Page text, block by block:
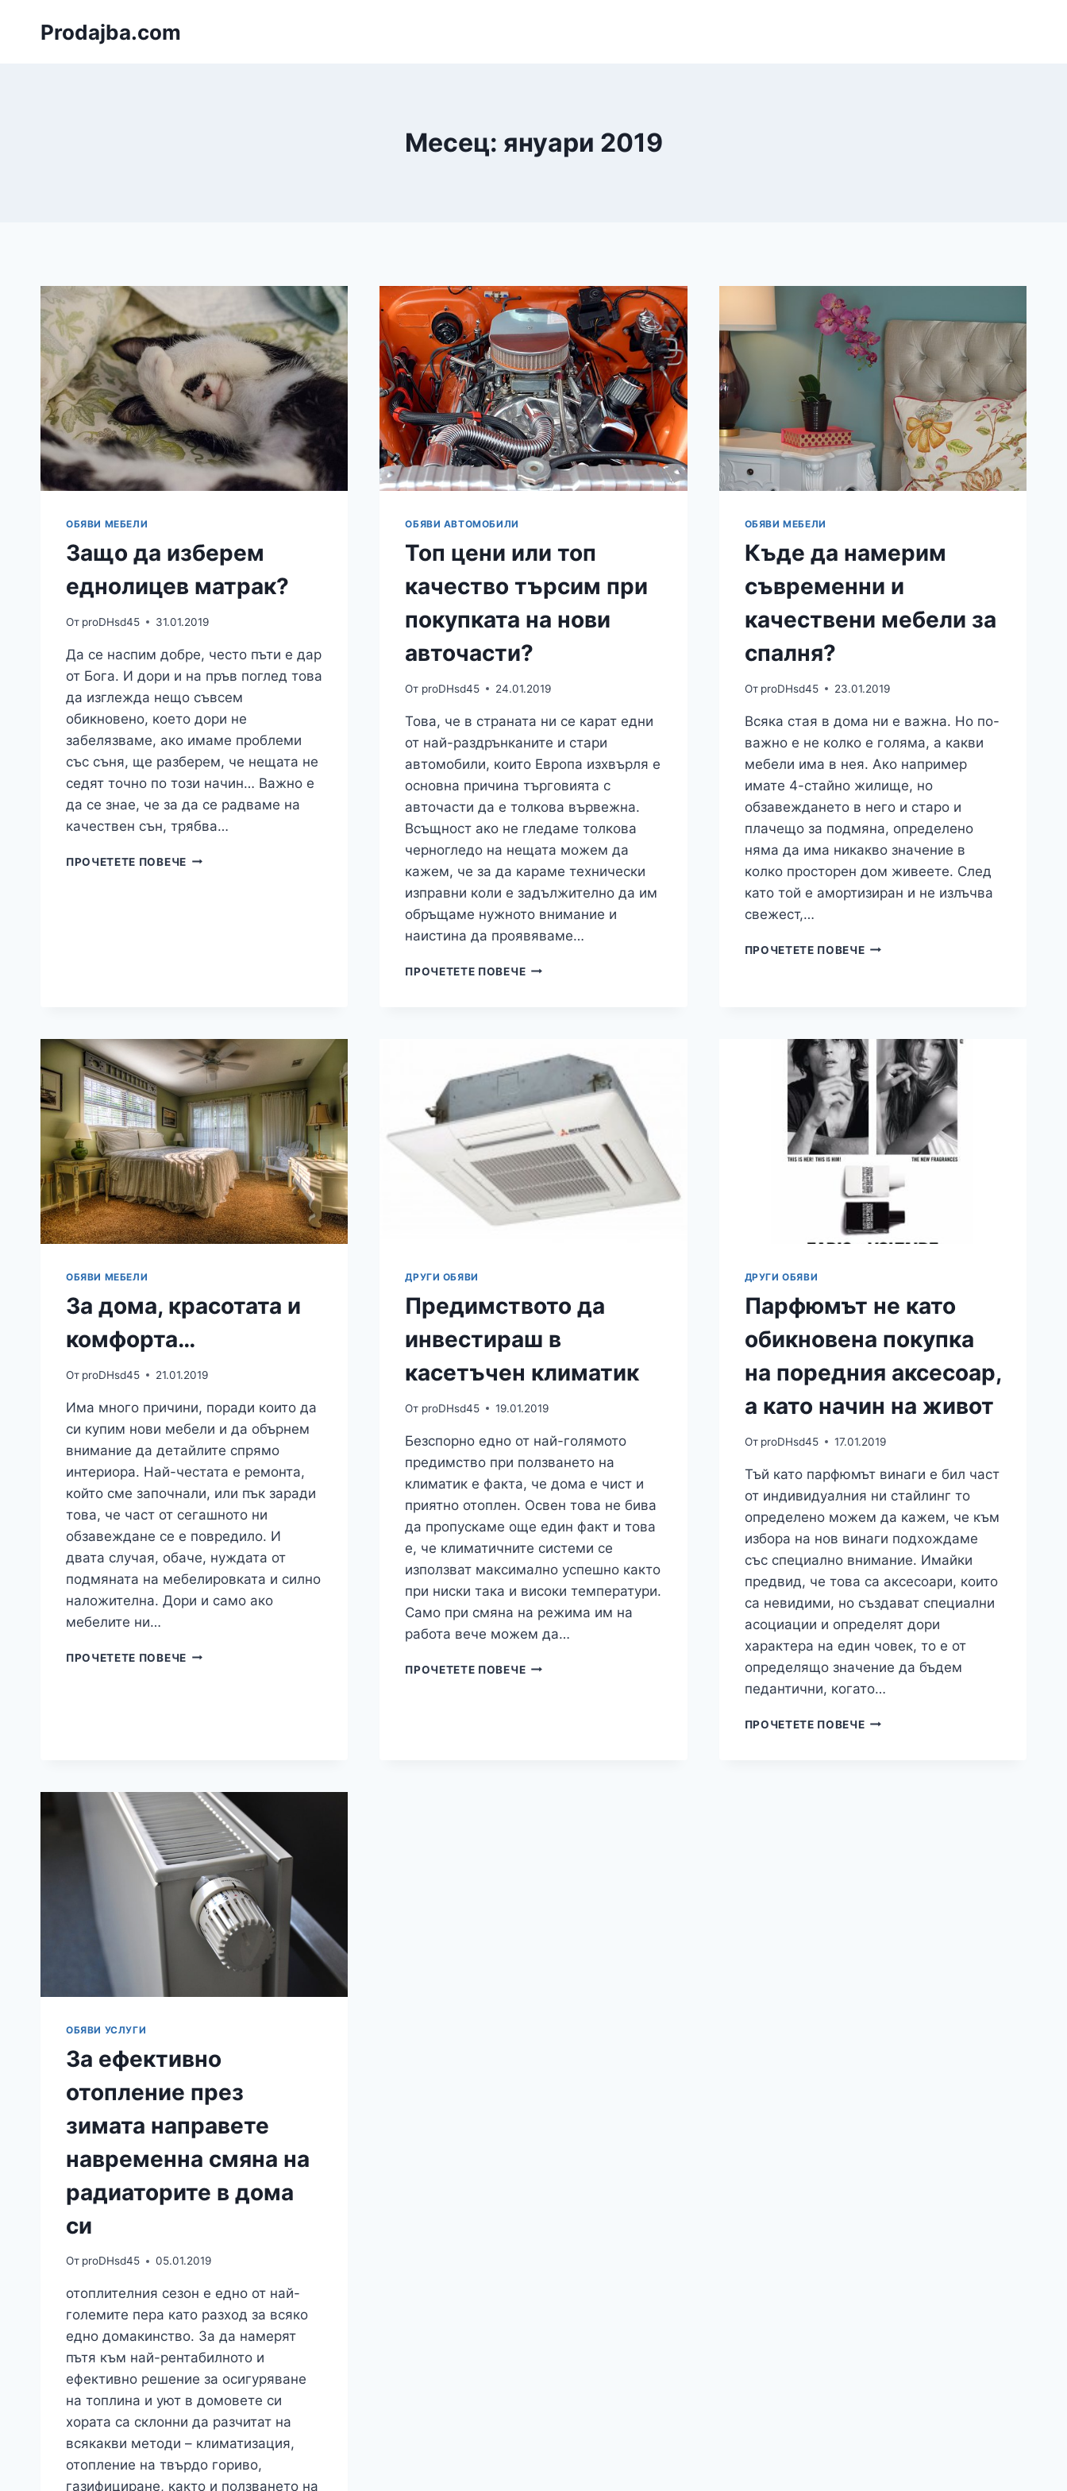
съдържанието
Prodajba.com
Месец: януари 2019
ОБЯВИ МЕБЕЛИ
Защо да изберем
еднолицев матрак?
От proDHsd45 31.01.2019
Да се наспим добре, често пъти е дар
от Бога. И дори и на пръв поглед това
да изглежда нещо съвсем
обикновено, което дори не
забелязваме, ако имаме проблеми
със съня, ще разберем, че нещата не
седят точно по този начин… Важно е
да се знае, че за да се радваме на
качествен сън, трябва…
ПРОЧЕТЕТЕ ПОВЕЧЕЗАЩО
ОБЯВИ АВТОМОБИЛИ
Топ цени или топ
качество търсим при
покупката на нови
авточасти?
От proDHsd45 24.01.2019
Това, че в страната ни се карат едни
от най-раздрънканите и стари
автомобили, които Европа изхвърля е
основна причина търговията с
авточасти да е толкова вървежна.
Всъщност ако не гледаме толкова
черногледо на нещата можем да
кажем, че за да караме технически
изправни коли е задължително да им
обръщаме нужното внимание и
наистина да проявяваме…
ПРОЧЕТЕТЕ ПОВЕЧЕТОП
ТЪРСИМ
ПРИ
ПОКУПКАТА
НА
АВТОЧАСТИ?
ОБЯВИ МЕБЕЛИ
Къде да намерим
съвременни и
качествени мебели за
спалня?
От proDHsd45 23.01.2019
Всяка стая в дома ни е важна. Но по-
важно е не колко е голяма, а какви
мебели има в нея. Ако например
имате 4-стайно жилище, но
обзавеждането в него и старо и
плачещо за подмяна, определено
няма да има никакво значение в
колко просторен дом живеете. След
като той е амортизиран и не излъчва
свежест,…
ПРОЧЕТЕТЕ ПОВЕЧЕКЪДЕ
МЕБЕЛИ
ЗА
СПАЛНЯ?
ОБЯВИ МЕБЕЛИ
За дома, красотата и
комфорта…
От proDHsd45 21.01.2019
Има много причини, поради които да
си купим нови мебели и да обърнем
внимание да детайлите спрямо
интериора. Най-честата е ремонта,
който сме започнали, или пък заради
това, че част от сегашното ни
обзавеждане се е повредило. И
двата случая, обаче, нуждата от
подмяната на мебелировката и силно
наложителна. Дори и само ако
мебелите ни…
ПРОЧЕТЕТЕ ПОВЕЧЕЗА
ДРУГИ ОБЯВИ
Предимството да
инвестираш в
касетъчен климатик
От proDHsd45 19.01.2019
Безспорно едно от най-голямото
предимство при ползването на
климатик е факта, че дома е чист и
приятно отоплен. Освен това не бива
да пропускаме още един факт и това
е, че климатичните системи се
използват максимално успешно както
при ниски така и високи температури.
Само при смяна на режима им на
работа вече можем да…
ПРОЧЕТЕТЕ ПОВЕЧЕПРЕДИМСТВОТО
ДРУГИ ОБЯВИ
Парфюмът не като
обикновена покупка
на поредния аксесоар,
а като начин на живот
От proDHsd45 17.01.2019
Тъй като парфюмът винаги е бил част
от индивидуалния ни стайлинг то
определено можем да кажем, че към
избора на нов винаги подхождаме
със специално внимание. Имайки
предвид, че това са аксесоари, които
са невидими, но създават специални
асоциации и определят дори
характера на един човек, то е от
определящо значение да бъдем
педантични, когато…
ПРОЧЕТЕТЕ ПОВЕЧЕПАРФЮМЪТ
ОБЯВИ УСЛУГИ
За ефективно
отопление през
зимата направете
навременна смяна на
радиаторите в дома
си
От proDHsd45 05.01.2019
отоплителния сезон е едно от най-
големите пера като разход за всяко
едно домакинство. За да намерят
пътя към най-рентабилното и
ефективно решение за осигуряване
на топлина и уют в домовете си
хората са склонни да разчитат на
всякакви методи – климатизация,
отопление на твърдо гориво,
газифициране, както и ползването на